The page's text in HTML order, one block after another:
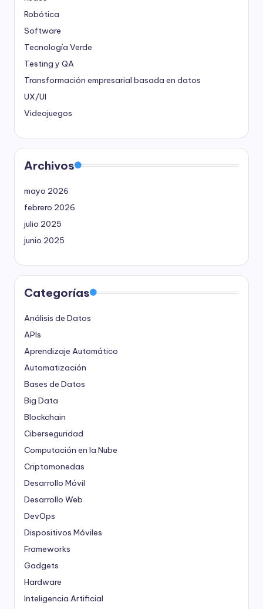
Robótica
Software
Tecnología Verde
Testing y QA
Transformación empresarial basada en datos
UX/UI
Videojuegos
Archivos
mayo 2026
febrero 2026
julio 2025
junio 2025
Categorías
Análisis de Datos
APIs
Aprendizaje Automático
Automatización
Bases de Datos
Big Data
Blockchain
Ciberseguridad
Computación en la Nube
Criptomonedas
Desarrollo Móvil
Desarrollo Web
DevOps
Dispositivos Móviles
Frameworks
Gadgets
Hardware
Inteligencia Artificial